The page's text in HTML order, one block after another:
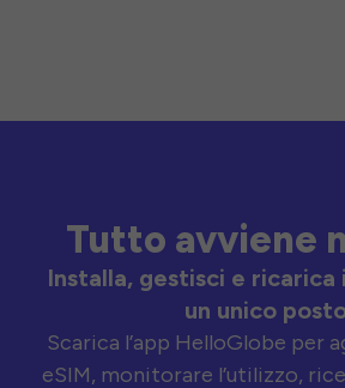
Tutto avviene
Installa, gestisci e ricarica
un unico
Scarica l’app HelloGlobe per
eSIM, monitorare l’utilizzo,